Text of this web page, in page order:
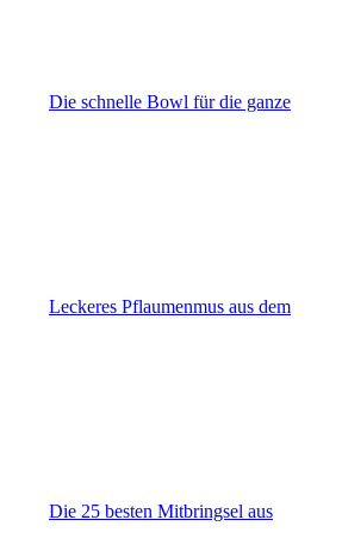
Die schnelle Bowl für die ganze
Leckeres Pflaumenmus aus dem
Die 25 besten Mitbringsel aus